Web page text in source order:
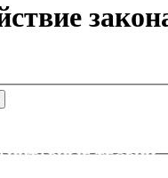
СООБЩЕНИЯ
ТЕОРИИ